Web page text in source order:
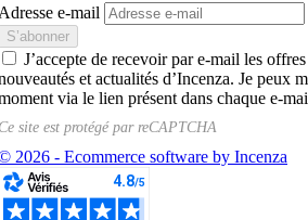
e-mail
J’accepte de recevoir par e-mail les
et actualités d’Incenza. Je peux
via le lien présent dans chaque e-
site est protégé parreCAPTCHA
2026 - Ecommerce software by Incenza